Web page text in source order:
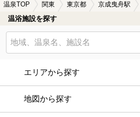
温泉TOP 関東 東京都 京成曳舟駅
温浴施設を探す
エリアから探す
地図から探す